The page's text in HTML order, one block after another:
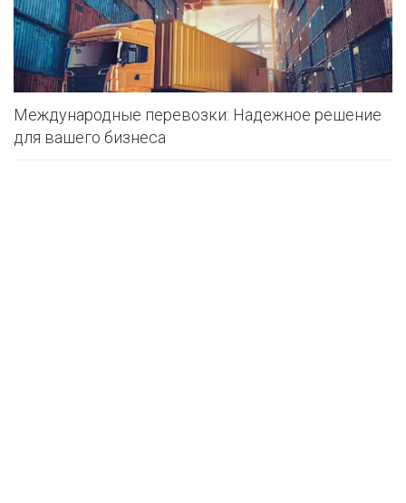
Международные перевозки: Надежное решение
для вашего бизнеса